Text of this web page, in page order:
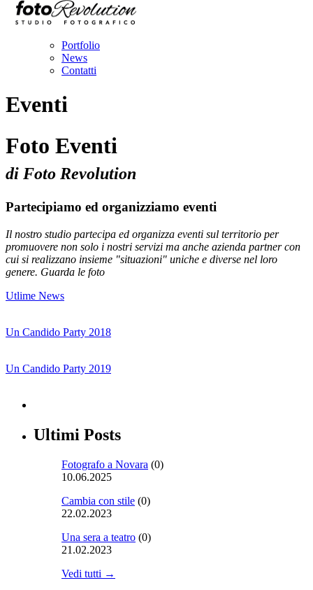
Portfolio
News
Contatti
Eventi
Foto Eventi
di Foto Revolution
Partecipiamo ed organizziamo eventi
Il nostro studio partecipa ed organizza eventi sul territorio per
promuovere non solo i nostri servizi ma anche azienda partner con
cui si realizzano insieme "situazioni" uniche e diverse nel loro
genere. Guarda le foto
Utlime News
Un Candido Party 2018
Un Candido Party 2019
Ultimi Posts
Fotografo a Novara (0)
10.06.2025
Cambia con stile (0)
22.02.2023
Una sera a teatro (0)
21.02.2023
Vedi tutti →